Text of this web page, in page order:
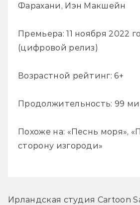
Фарахани, Иэн Макшейн
Премьера: 11 ноября 2022
(цифровой релиз)
Возрастной рейтинг: 6+
Продолжительность: 99
Похоже на: «Песнь моря»,
сторону изгороди»
Ирландская студия Cartoon